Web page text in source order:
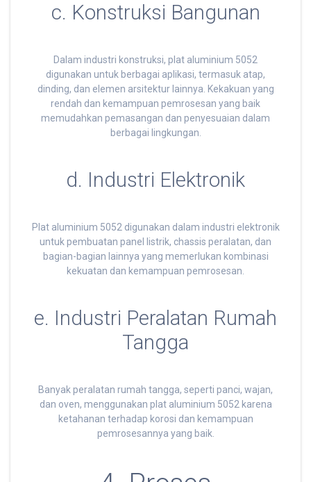
c. Konstruksi Bangunan
Dalam industri konstruksi, plat aluminium 5052
digunakan untuk berbagai aplikasi, termasuk atap,
dinding, dan elemen arsitektur lainnya. Kekakuan yang
rendah dan kemampuan pemrosesan yang baik
memudahkan pemasangan dan penyesuaian dalam
berbagai lingkungan.
d. Industri Elektronik
Plat aluminium 5052 digunakan dalam industri elektronik
untuk pembuatan panel listrik, chassis peralatan, dan
bagian-bagian lainnya yang memerlukan kombinasi
kekuatan dan kemampuan pemrosesan.
e. Industri Peralatan Rumah
Tangga
Banyak peralatan rumah tangga, seperti panci, wajan,
dan oven, menggunakan plat aluminium 5052 karena
ketahanan terhadap korosi dan kemampuan
pemrosesannya yang baik.